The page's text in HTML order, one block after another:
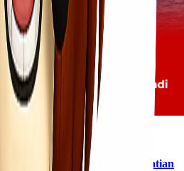
Sentosa II Menjadi Perhatian